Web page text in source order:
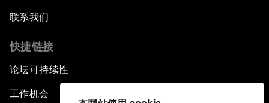
联系我们
快捷链接
论坛可持续性
工作机会